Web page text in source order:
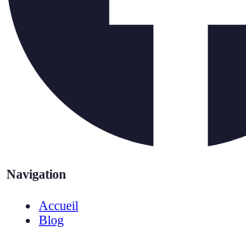
Navigation
Accueil
Blog